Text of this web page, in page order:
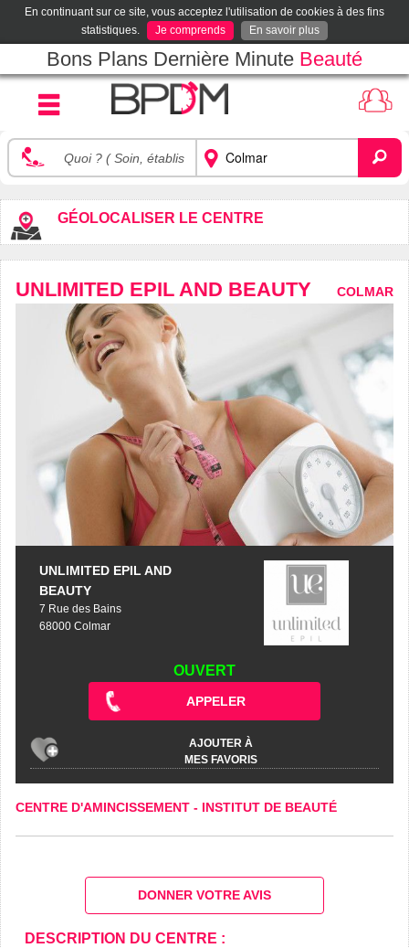
En continuant sur ce site, vous acceptez l'utilisation de cookies à des fins
statistiques.
Je comprends En savoir plus
Bons Plans Dernière Minute Beauté
GÉOLOCALISER LE CENTRE
UNLIMITED EPIL AND BEAUTY COLMAR
UNLIMITED EPIL AND
BEAUTY
7 Rue des Bains
68000 Colmar
OUVERT
APPELER
AJOUTER À
MES FAVORIS
CENTRE D'AMINCISSEMENT - INSTITUT DE BEAUTÉ
DONNER VOTRE AVIS
DESCRIPTION DU CENTRE :